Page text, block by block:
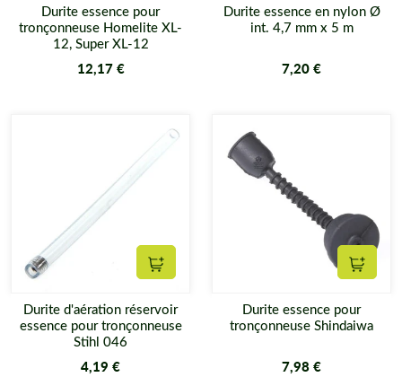
Durite essence pour
tronçonneuse Homelite XL-
12, Super XL-12
12,17 €
Durite essence en nylon Ø
int. 4,7 mm x 5 m
7,20 €
Ajouter au panier
Durite d'aération réservoir
essence pour tronçonneuse
Stihl 046
4,19 €
Durite essence pour
tronçonneuse Shindaiwa
7,98 €